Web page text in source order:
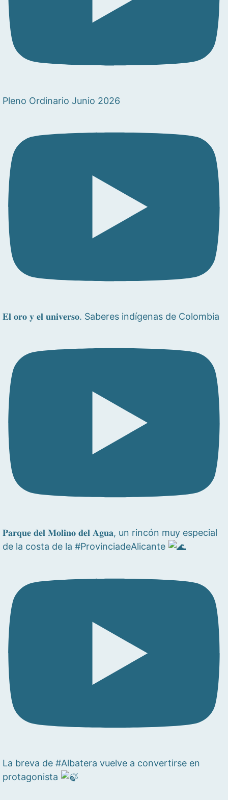
Pleno Ordinario Junio 2026
𝐄𝐥 𝐨𝐫𝐨 𝐲 𝐞𝐥 𝐮𝐧𝐢𝐯𝐞𝐫𝐬𝐨. Saberes indígenas de Colombia
𝐏𝐚𝐫𝐪𝐮𝐞 𝐝𝐞𝐥 𝐌𝐨𝐥𝐢𝐧𝐨 𝐝𝐞𝐥 𝐀𝐠𝐮𝐚, un rincón muy especial
de la costa de la #ProvinciadeAlicante
La breva de #Albatera vuelve a convertirse en
protagonista